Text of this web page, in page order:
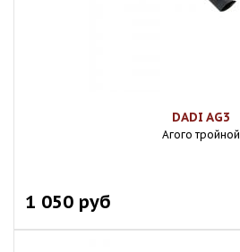
DADI AG3
Агого тройной
1 050 руб